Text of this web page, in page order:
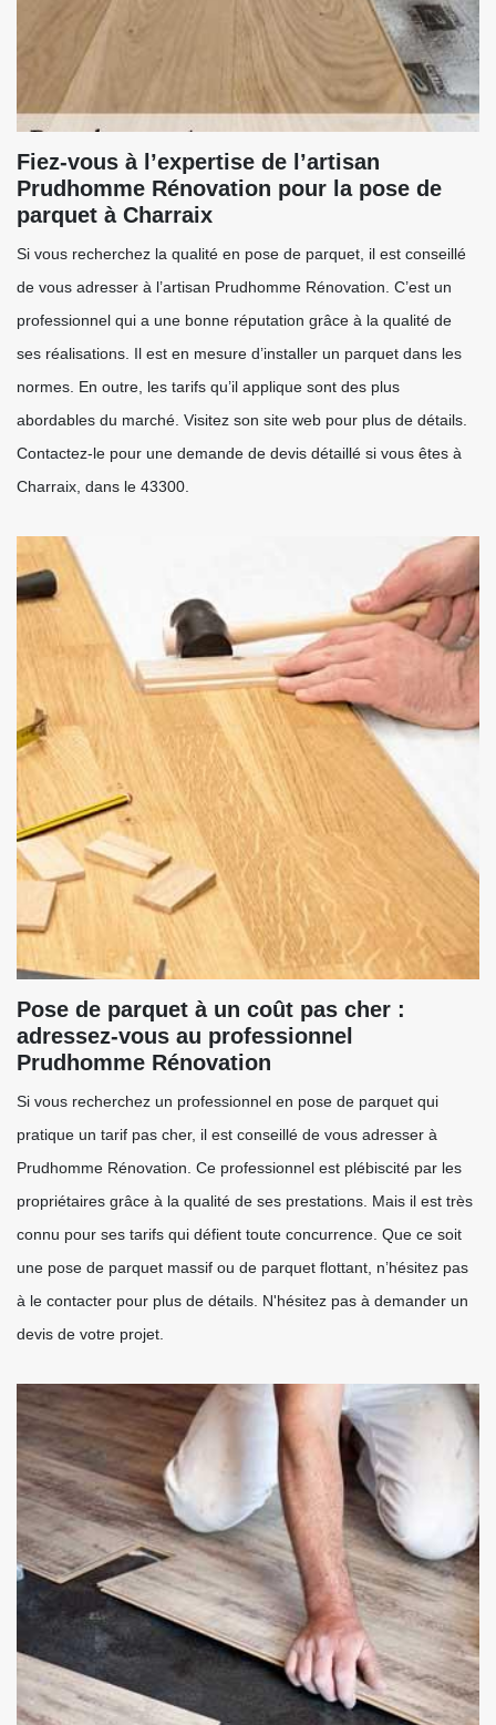
Fiez-vous à l’expertise de l’artisan
Prudhomme Rénovation pour la pose de
parquet à Charraix
Si vous recherchez la qualité en pose de parquet, il est conseillé
de vous adresser à l’artisan Prudhomme Rénovation. C’est un
professionnel qui a une bonne réputation grâce à la qualité de
ses réalisations. Il est en mesure d’installer un parquet dans les
normes. En outre, les tarifs qu’il applique sont des plus
abordables du marché. Visitez son site web pour plus de détails.
Contactez-le pour une demande de devis détaillé si vous êtes à
Charraix, dans le 43300.
Pose de parquet à un coût pas cher :
adressez-vous au professionnel
Prudhomme Rénovation
Si vous recherchez un professionnel en pose de parquet qui
pratique un tarif pas cher, il est conseillé de vous adresser à
Prudhomme Rénovation. Ce professionnel est plébiscité par les
propriétaires grâce à la qualité de ses prestations. Mais il est très
connu pour ses tarifs qui défient toute concurrence. Que ce soit
une pose de parquet massif ou de parquet flottant, n’hésitez pas
à le contacter pour plus de détails. N'hésitez pas à demander un
devis de votre projet.